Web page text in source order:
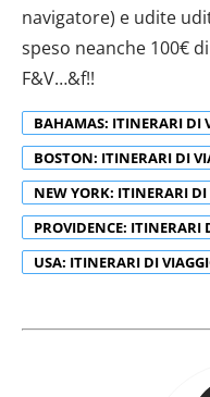
navigatore) e udite
speso neanche 100€
F&V…&f!!
BAHAMAS: ITINERARI DI
BOSTON: ITINERARI DI
NEW YORK: ITINERARI DI
PROVIDENCE: ITINERARI
USA: ITINERARI DI